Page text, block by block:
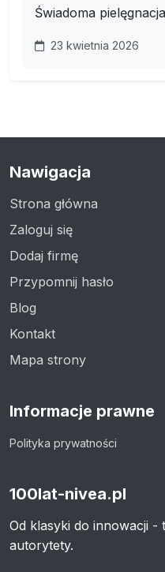
Świadoma
23 kwietnia 2026
Nawigacja
Strona główna
Zaloguj się
Dodaj firmę
Przypomnij hasło
Blog
Kontakt
Mapa strony
Informacje prawne
Polityka prywatności
100lat-nivea.pl
Od klasyki do innowacji -
autorytety.